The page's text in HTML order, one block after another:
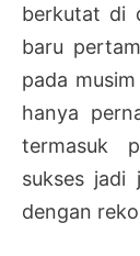
berkutat di
baru
pada
hanya
termasuk
sukses jadi
dengan